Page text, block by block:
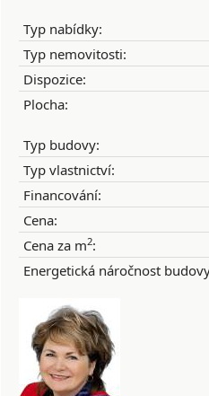
Typ nabídky:
Typ nemovitosti:
Dispozice:
Plocha:
Typ budovy:
Typ vlastnictví:
Financování:
Cena:
Cena za m2:
Energetická náročnost